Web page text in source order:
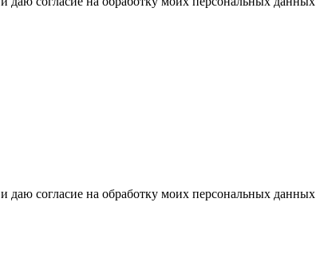
и даю согласие на обработку моих персональных данных